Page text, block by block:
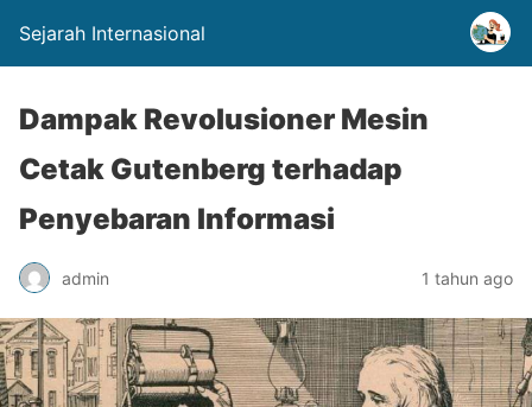
Sejarah Internasional
Dampak Revolusioner Mesin
Cetak Gutenberg terhadap
Penyebaran Informasi
admin 1 tahun ago